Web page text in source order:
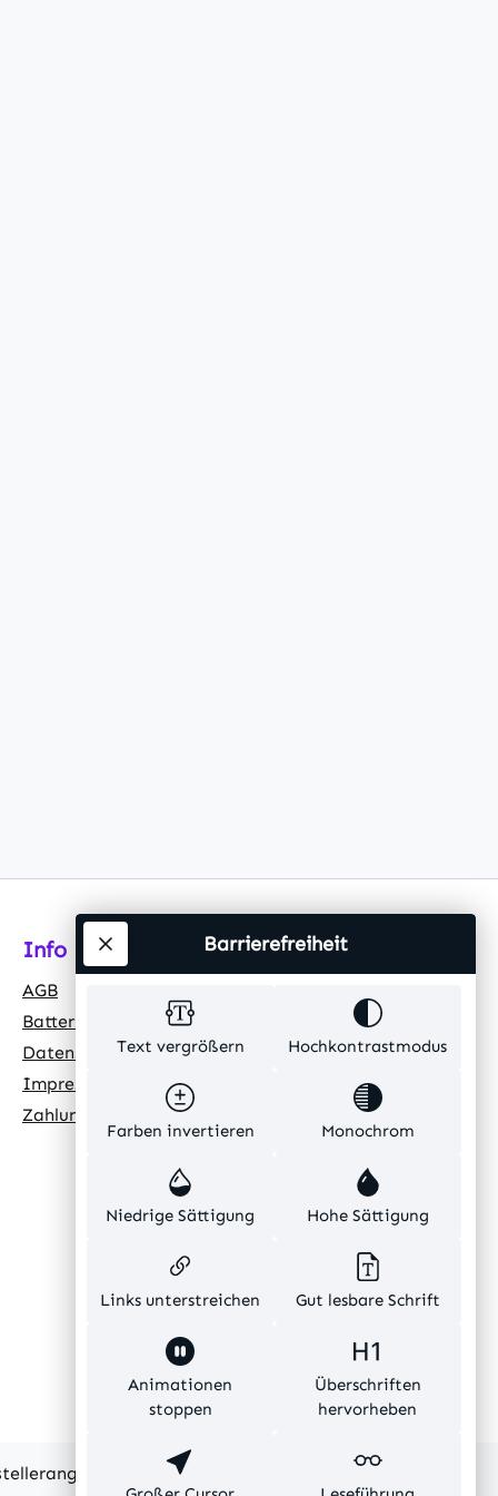
Info
AGB
Batteriehinweis
Datenschutz
Impressum
Zahlungsarten
und ohne Gewähr.
Text vergrößern Hochkontrastmodus
Farben invertieren Monochrom
Niedrige Sättigung Hohe Sättigung
Links unterstreichen Gut lesbare Schrift
Animationen
stoppen
Überschriften
hervorheben
Barrierefreiheit